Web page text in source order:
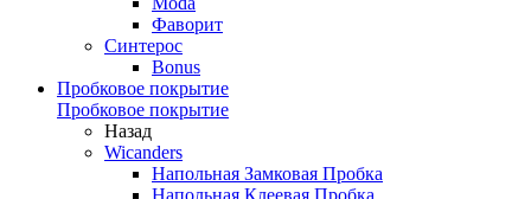
Фаворит
Синтерос
Bonus
Пробковое покрытие
Пробковое покрытие
Назад
Wicanders
Напольная Замковая Пробка
Напольная Клеевая Пробка